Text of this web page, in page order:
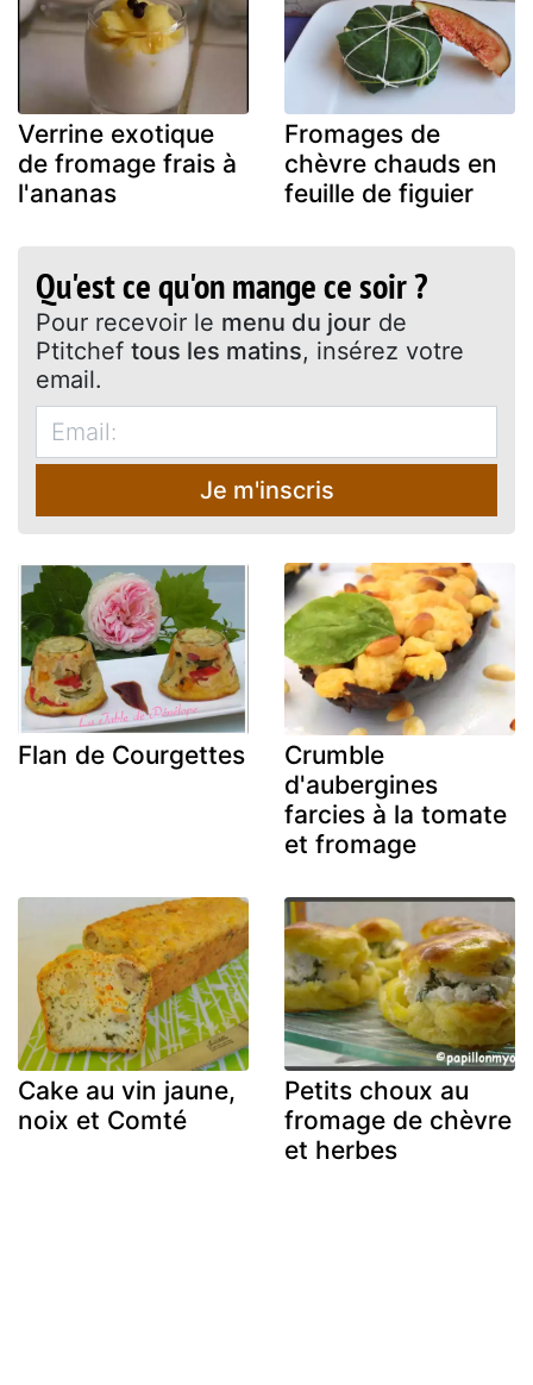
Verrine exotique
de fromage frais à
l'ananas
Fromages de
chèvre chauds en
feuille de figuier
Qu'est ce qu'on mange ce soir ?
Pour recevoir le menu du jour de
Ptitchef tous les matins, insérez votre
email.
Je m'inscris
Flan de Courgettes
Crumble
d'aubergines
farcies à la tomate
et fromage
Cake au vin jaune,
noix et Comté
Petits choux au
fromage de chèvre
et herbes